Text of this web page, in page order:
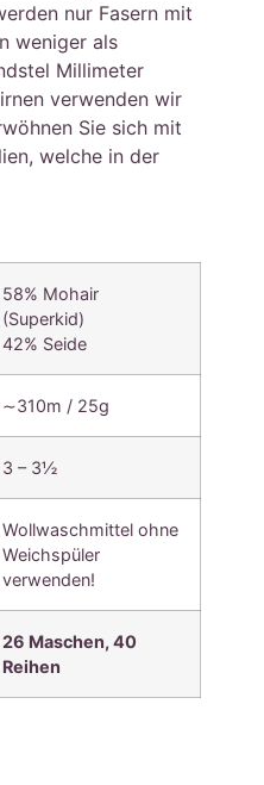
nur Fasern mit
weniger als
Millimeter
verwenden wir
Sie sich mit
welche in der
58% Mohair
(Superkid)
42% Seide
∼310m / 25g
3 – 3½
Wollwaschmittel ohne
Weichspüler
verwenden!
26 Maschen,40
Reihen